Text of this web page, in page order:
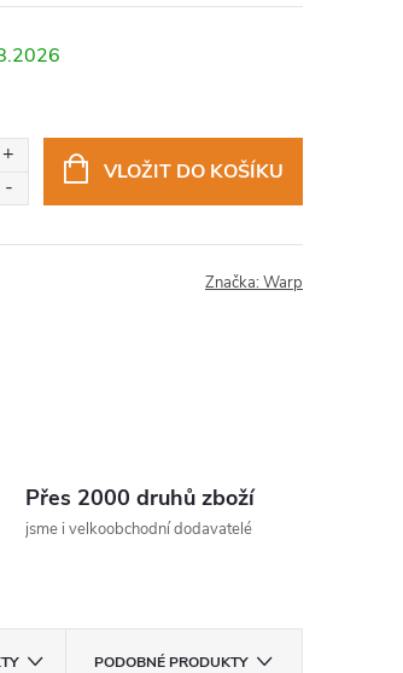
VLOŽIT DO KOŠÍKU
Značka:Warp
Přes 2000 druhů zboží
jsme i velkoobchodní dodavatelé
PODOBNÉ PRODUKTY